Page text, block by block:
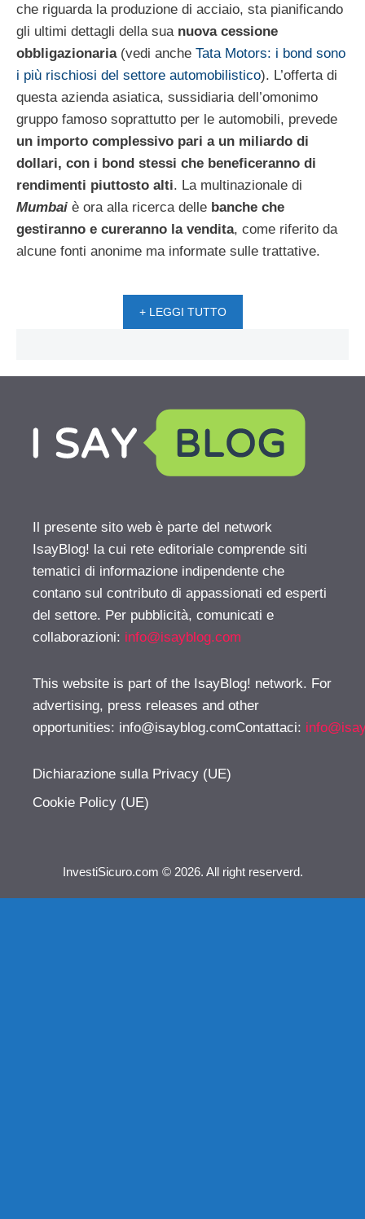
che riguarda la produzione di acciaio, sta pianificando
gli ultimi dettagli della sua nuova cessione
obbligazionaria(vedi anche Tata Motors: i bond sono
i più rischiosi del settore automobilistico). L’offerta di
questa azienda asiatica, sussidiaria dell’omonimo
gruppo famoso soprattutto per le automobili, prevede
un importo complessivo pari a un miliardo di
dollari, con i bond stessi che beneficeranno di
rendimenti piuttosto alti. La multinazionale di
Mumbai è ora alla ricerca delle banche che
gestiranno e cureranno la vendita, come riferito da
alcune fonti anonime ma informate sulle trattative.
+ LEGGI TUTTO
Il presente sito web è parte del network
IsayBlog! la cui rete editoriale comprende siti
tematici di informazione indipendente che
contano sul contributo di appassionati ed esperti
del settore. Per pubblicità, comunicati e
collaborazioni: info@isayblog.com
This website is part of the IsayBlog! network. For
advertising, press releases and other
opportunities: info@isayblog.comContattaci:
Dichiarazione sulla Privacy (UE)
Cookie Policy (UE)
InvestiSicuro.com © 2026. All right reserverd.